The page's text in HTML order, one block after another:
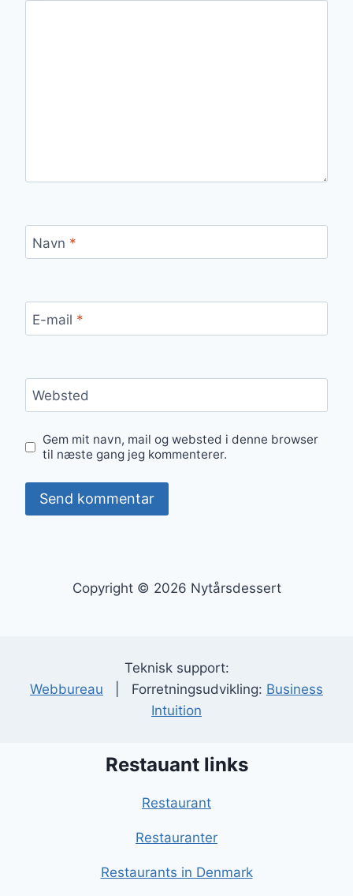
Navn *
E-mail *
Websted
Gem mit navn, mail og websted i denne browser
til næste gang jeg kommenterer.
Copyright © 2026 Nytårsdessert
Teknisk support:
Webbureau | Forretningsudvikling: Business
Intuition
Restauant links
Restaurant
Restauranter
Restaurants in Denmark